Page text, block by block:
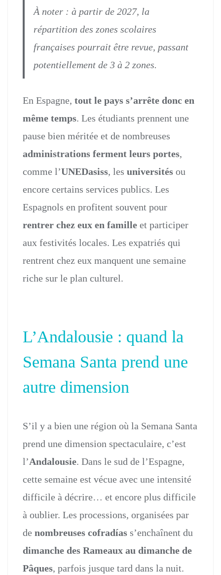
À noter : à partir de 2027, la
répartition des zones scolaires
françaises pourrait être revue, passant
potentiellement de 3 à 2 zones.
En Espagne, tout le pays s’arrête donc en
même temps. Les étudiants prennent une
pause bien méritée et de nombreuses
administrations ferment leurs portes,
comme l’UNEDasiss, les universités ou
encore certains services publics. Les
Espagnols en profitent souvent pour
rentrer chez eux en famille et participer
aux festivités locales. Les expatriés qui
rentrent chez eux manquent une semaine
riche sur le plan culturel.
L’Andalousie : quand la
Semana Santa prend une
autre dimension
S’il y a bien une région où la Semana Santa
prend une dimension spectaculaire, c’est
l’Andalousie. Dans le sud de l’Espagne,
cette semaine est vécue avec une intensité
difficile à décrire… et encore plus difficile
à oublier. Les processions, organisées par
de nombreuses cofradías s’enchaînent du
dimanche des Rameaux au dimanche de
Pâques, parfois jusque tard dans la nuit.